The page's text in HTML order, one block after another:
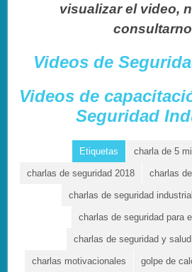
visualizar el video,
Videos de
Videos de
Seguridad
Etiquetas charla de 5
charlas de seguridad 2018 charlas
charlas de seguridad
charlas de seguridad para
charlas de seguridad y
charlas motivacionales golpe de